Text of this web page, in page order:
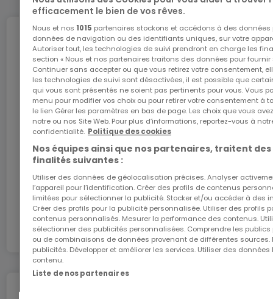
d'approbation par l'autorité compétente).
Prix TVAC 17%: 870.962,41€.
Internet
L'internet Giga : l'Internet à domicile
Bénéficiez d’1 mois d’internet gratuit avec le code
ATHOME26 sur le réseau le plus rapide du
Luxembourg.
J’y vais
En partenariat avec
efficacement le bien de vos rêves.
Nous et nos 1015 partenaires stockons et accédons à des
données de navigation ou des identifiants uniques, sur votre
Autoriser tout, les technologies de suivi prendront en charge les
section « Nous et nos partenaires traitons des données pour fournir
Continuer sans accepter ou que vous retirez votre consentement,
les technologies de suivi sont désactivées, il est possible que
qui vous sont présentés ne soient pas pertinents pour vous. Vous
menu pour modifier vos choix ou pour retirer votre consentement à
le lien Gérer les paramètres en bas de page. Les choix que vous
notre ou nos Site Web. Pour plus d’informations, reportez-vous à
confidentialité. Politique des cookies
Nos équipes ainsi que nos partenaires, traitent
finalités suivantes :
Utiliser des données de géolocalisation précises. Analyser
l’appareil pour l’identification. Créer des profils de contenus
limitées pour sélectionner la publicité. Stocker et/ou accéder à des
Créer des profils pour la publicité personnalisée. Utiliser des profils
contenus personnalisés. Mesurer la performance des contenus.
sélectionner des publicités personnalisées. Comprendre les
ou de combinaisons de données provenant de différentes sources.
publicités. Développer et améliorer les services. Utiliser des
contenu.
Liste de nos partenaires